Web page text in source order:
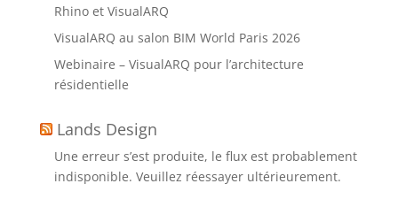
Rhino et VisualARQ
VisualARQ au salon BIM World Paris 2026
Webinaire – VisualARQ pour l’architecture
résidentielle
Lands Design
Une erreur s’est produite, le flux est probablement
indisponible. Veuillez réessayer ultérieurement.